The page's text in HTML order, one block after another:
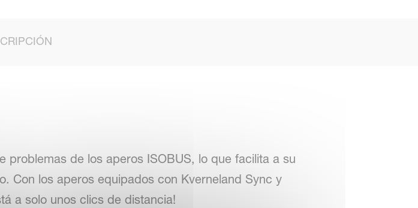
problemas de los aperos ISOBUS, lo que facilita a su
Con los aperos equipados con Kverneland Sync y
a solo unos clics de distancia!